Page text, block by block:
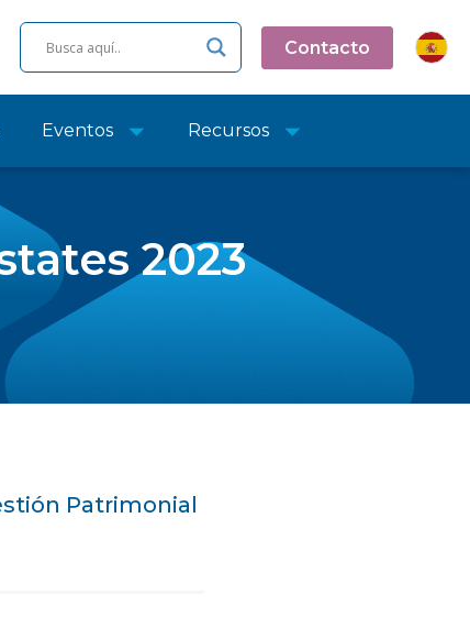
Contacto
Eventos Recursos
2023
Patrimonial